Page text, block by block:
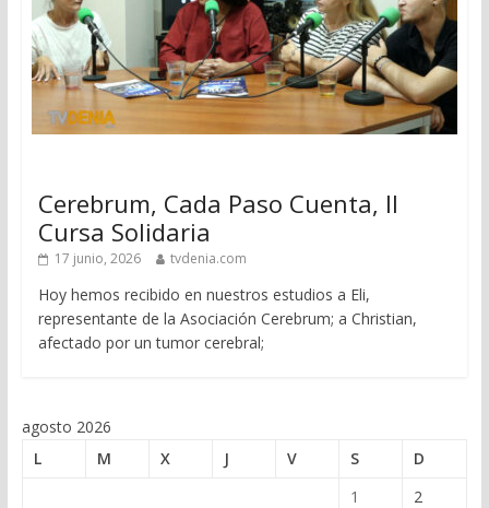
Cerebrum, Cada Paso Cuenta, II
Cursa Solidaria
17 junio, 2026 tvdenia.com
Hoy hemos recibido en nuestros estudios a Eli,
representante de la Asociación Cerebrum; a Christian,
afectado por un tumor cerebral;
agosto 2026
L
M X J V S
D
1
2